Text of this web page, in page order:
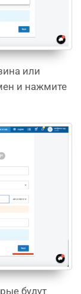
или
и нажмите
будут